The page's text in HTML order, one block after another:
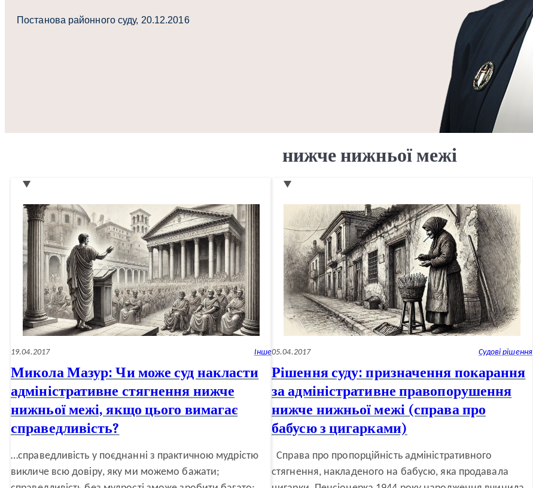
Постанова районного суду, 20.12.2016
нижче нижньої межі
19.04.2017 Інше
Микола Мазур: Чи може суд накласти
адміністративне стягнення нижче
нижньої межі, якщо цього вимагає
справедливість?
…справедливість у поєднанні з практичною мудрістю
викличе всю довіру, яку ми можемо бажати;
05.04.2017 Судові рішення
Рішення суду: призначення покарання
за адміністративне правопорушення
нижче нижньої межі (справа про
бабусю з цигарками)
Справа про пропорційність адміністративного
стягнення, накладеного на бабусю, яка продавала